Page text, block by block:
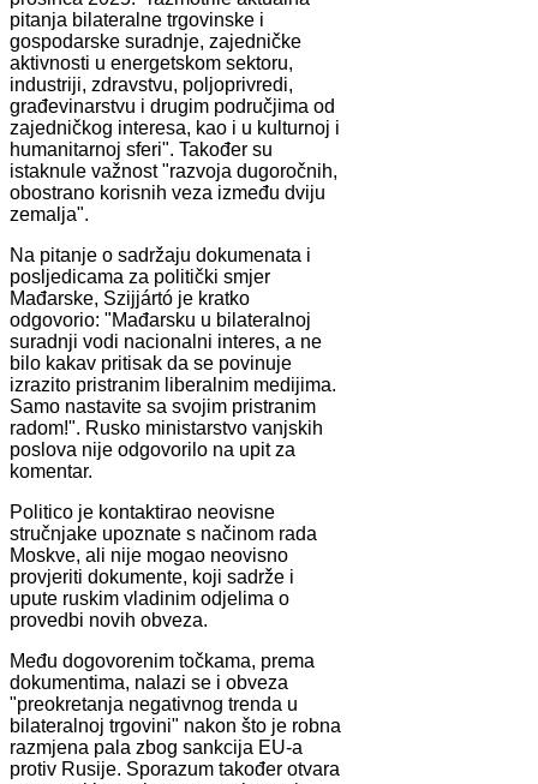
pitanja bilateralne trgovinske i
gospodarske suradnje, zajedničke
aktivnosti u energetskom sektoru,
industriji, zdravstvu, poljoprivredi,
građevinarstvu i drugim područjima od
zajedničkog interesa, kao i u kulturnoj i
humanitarnoj sferi". Također su
istaknule važnost "razvoja dugoročnih,
obostrano korisnih veza između dviju
zemalja".
Na pitanje o sadržaju dokumenata i
posljedicama za politički smjer
Mađarske, Szijjártó je kratko
odgovorio: "Mađarsku u bilateralnoj
suradnji vodi nacionalni interes, a ne
bilo kakav pritisak da se povinuje
izrazito pristranim liberalnim medijima.
Samo nastavite sa svojim pristranim
radom!". Rusko ministarstvo vanjskih
poslova nije odgovorilo na upit za
komentar.
Politico je kontaktirao neovisne
stručnjake upoznate s načinom rada
Moskve, ali nije mogao neovisno
provjeriti dokumente, koji sadrže i
upute ruskim vladinim odjelima o
provedbi novih obveza.
Među dogovorenim točkama, prema
dokumentima, nalazi se i obveza
"preokretanja negativnog trenda u
bilateralnoj trgovini" nakon što je robna
razmjena pala zbog sankcija EU-a
protiv Rusije. Sporazum također otvara